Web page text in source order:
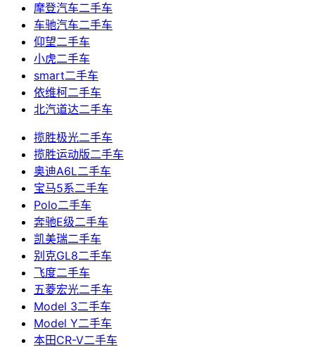
摩登汽车二手车
车驰汽车二手车
仰望二手车
小虎二手车
smart二手车
依维柯二手车
北汽道达二手车
揽胜极光二手车
揽胜运动版二手车
奥迪A6L二手车
宝马5系二手车
Polo二手车
奔驰E级二手车
凯美瑞二手车
别克GL8二手车
飞度二手车
五菱宏光二手车
Model 3二手车
Model Y二手车
本田CR-V二手车